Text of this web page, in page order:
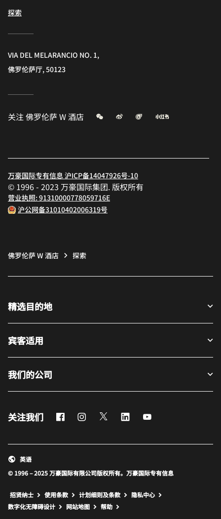
探索
VIA DEL MELARANCIO NO. 1,
佛罗伦萨厅, 50123
关注 佛罗伦萨 W 酒店 微信 微博 飞猪 小红书
万豪国际专有信息 沪ICP备14047926号-10
© 1996 - 2023 万豪国际集团. 版权所有
营业执照: 91310000778059716E
沪公网备31010402006319号
佛罗伦萨 W 酒店 探索
精选目的地
宾客适用
我们的公司
关注我们 FacebookInstagram
Twitter LinkedIn
© 1996 – 2025 万豪国际有限公司版权所有。万豪国际专有信息
英语
招贤纳士 使用条款 计划细则及条款
隐私中心
数字化无障碍设计
网站地图 打开新窗口
帮助